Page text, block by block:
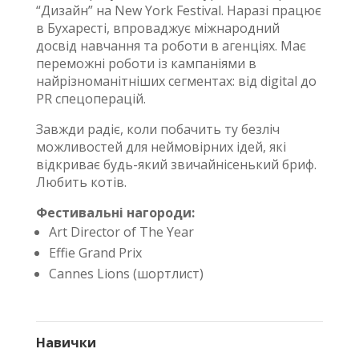
“Дизайн” на New York Festival. Наразі працює
в Бухаресті, впроваджує міжнародний
досвід навчання та роботи в агенціях. Має
переможні роботи із кампаніями в
найрізноманітніших сегментах: від digital до
PR спецоперацій.
Завжди радіє, коли побачить ту безліч
можливостей для неймовірних ідей, які
відкриває будь-який звичайнісенький бриф.
Любить котів.
Фестивальні нагороди:
Art Director of The Year
Effie Grand Prix
Cannes Lions (шортлист)
Навички